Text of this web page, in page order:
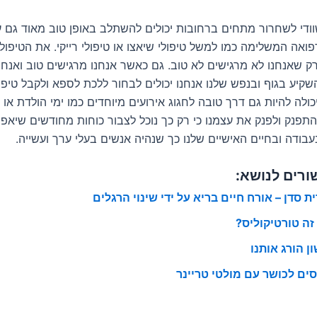
שוודי לשחרור מתחים ברחובות יכולים להשתלב באופן טוב מאוד גם
המשלימה כמו למשל טיפולי שיאצו או טיפולי רייקי. את
שאנחנו לא מרגישים לא טוב. גם כאשר אנחנו מרגישים טוב
בגוף ובנפש שלנו אנחנו יכולים לבחור ללכת לספא ולקבל
להיות גם דרך טובה לחגוג אירועים מיוחדים כמו ימי הולדת או
ולפנק את עצמנו כי רק כך נוכל לצבור כוחות מחודשים
ובחיים האישיים שלנו כך שנהיה אנשים בעלי ערך ועשייה.
לנושא:
סדן – אורח חיים בריא על ידי שינוי הרגלים
טורטיקוליס?
הורג אותנו
לכושר עם מולטי טריינר